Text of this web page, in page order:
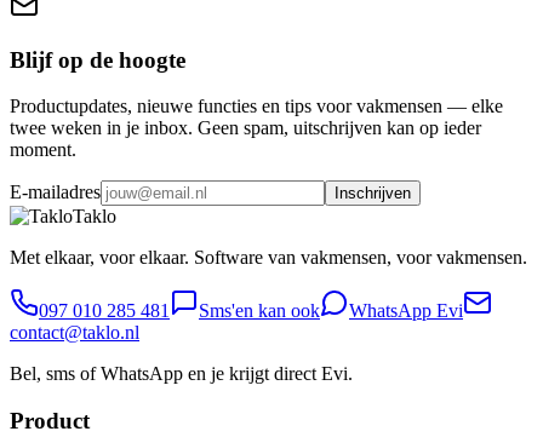
Blijf op de hoogte
Productupdates, nieuwe functies en tips voor vakmensen — elke
twee weken in je inbox. Geen spam, uitschrijven kan op ieder
moment.
E-mailadres Inschrijven
Taklo
Met elkaar, voor elkaar. Software van vakmensen, voor vakmensen.
097 010 285 481 Sms'en kan ook
WhatsApp Evi
contact@taklo.nl
Bel, sms of WhatsApp en je krijgt direct Evi.
Product